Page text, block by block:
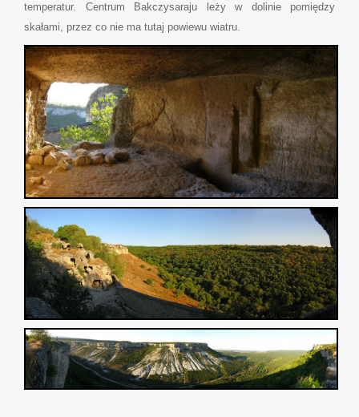
temperatur. Centrum Bakczysaraju leży w dolinie pomiędzy
skałami, przez co nie ma tutaj powiewu wiatru.